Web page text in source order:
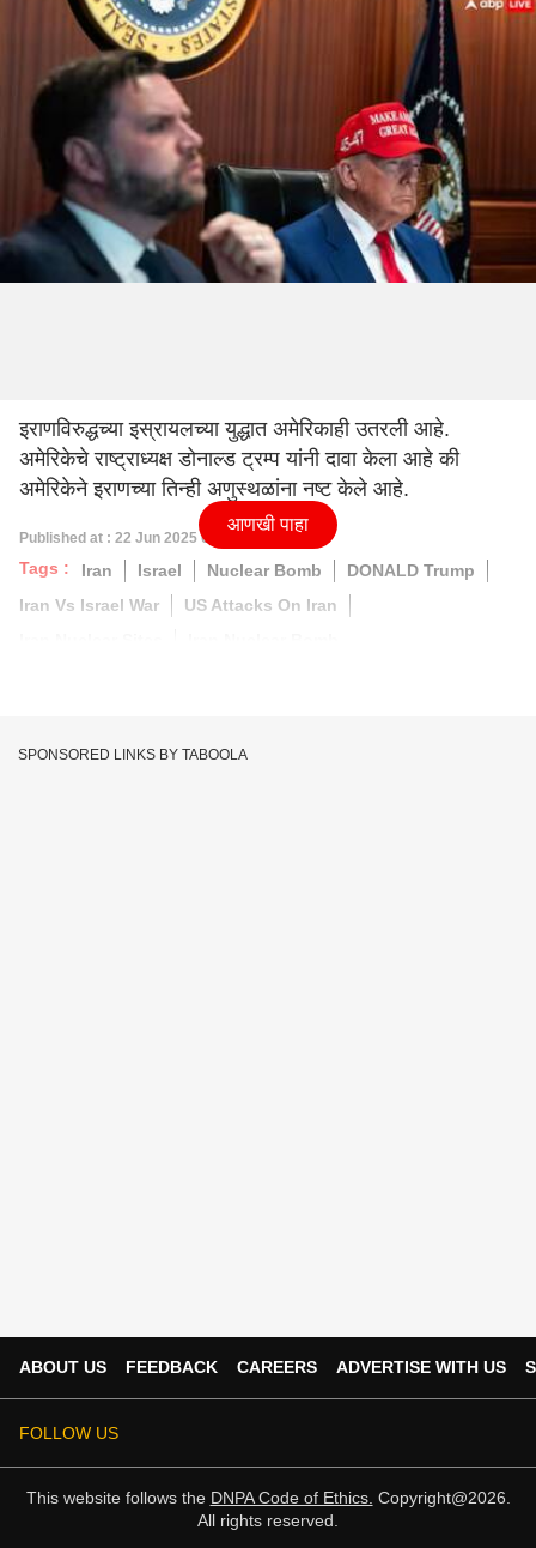
इराणविरुद्धच्या इस्रायलच्या युद्धात अमेरिकाही उतरली आहे.
अमेरिकेचे राष्ट्राध्यक्ष डोनाल्ड ट्रम्प यांनी दावा केला आहे की
अमेरिकेने इराणच्या तिन्ही अणुस्थळांना नष्ट केले आहे.
Published at : 22 Jun 2025 09:35 AM (IST)
Tags : Iran Israel Nuclear Bomb
DONALD Trump
Iran Vs Israel War
US Attacks On Iran
आणखी पाहा
SPONSORED LINKS BY TABOOLA
ABOUT US FEEDBACK CAREERS ADVERTISE WITH US
FOLLOW US
This website follows the DNPA Code of Ethics. Copyright@2026.
All rights reserved.